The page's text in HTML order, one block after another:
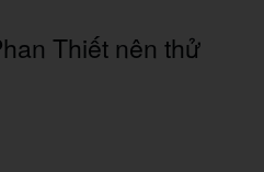
Thiết nên thử